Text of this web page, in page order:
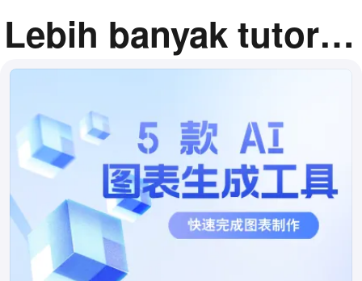
Lebih banyak tutorial
terkait